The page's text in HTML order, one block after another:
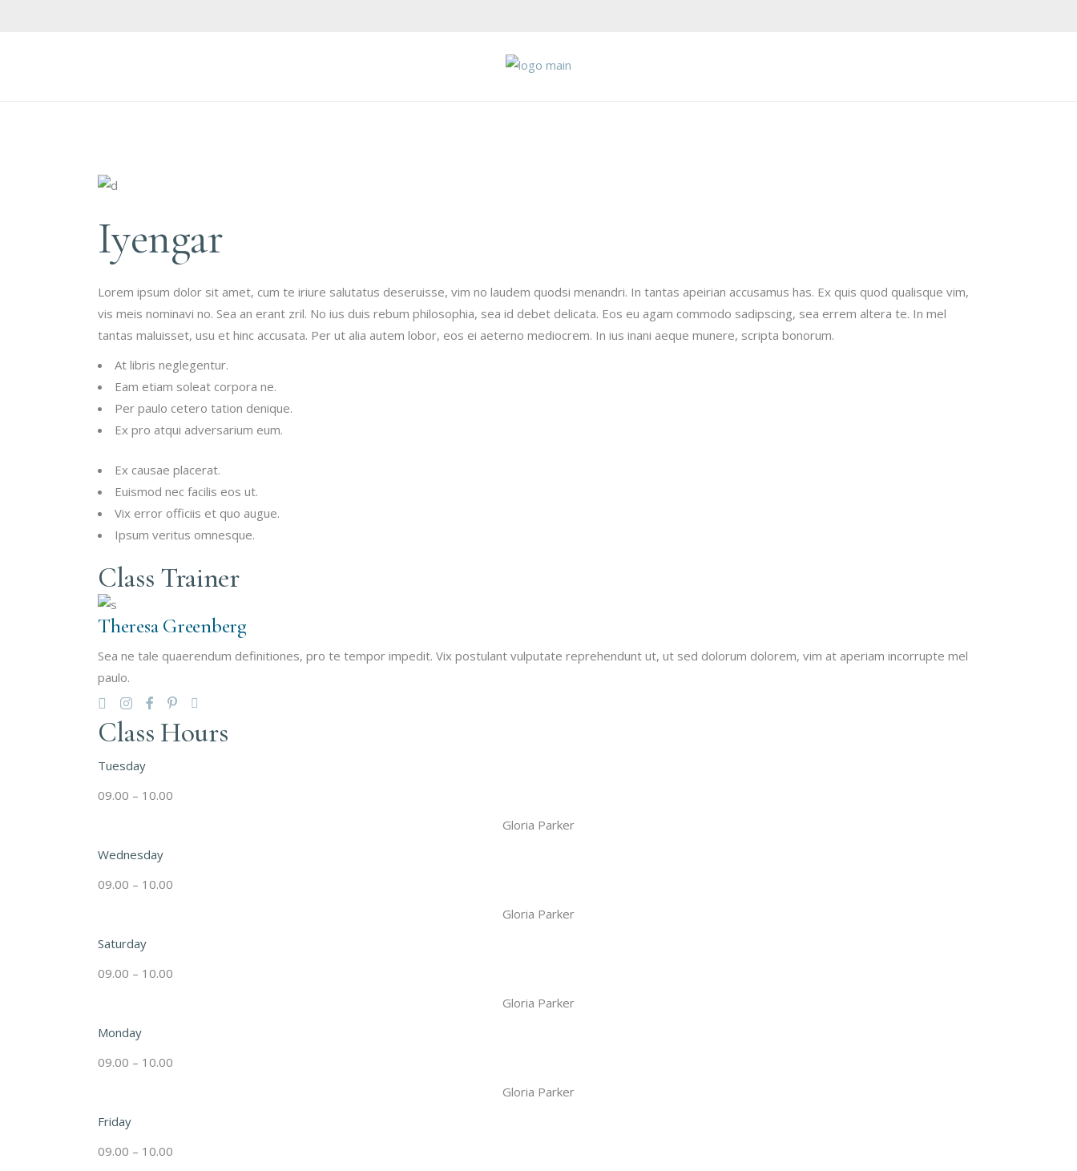
Iyengar
Lorem ipsum dolor sit amet, cum te iriure salutatus deseruisse, vim no laudem quodsi menandri. In tantas apeirian accusamus has. Ex quis quod qualisque vim,
vis meis nominavi no. Sea an erant zril. No ius duis rebum philosophia, sea id debet delicata. Eos eu agam commodo sadipscing, sea errem altera te. In mel
tantas maluisset, usu et hinc accusata. Per ut alia autem lobor, eos ei aeterno mediocrem. In ius inani aeque munere, scripta bonorum.
At libris neglegentur.
Eam etiam soleat corpora ne.
Per paulo cetero tation denique.
Ex pro atqui adversarium eum.
Ex causae placerat.
Euismod nec facilis eos ut.
Vix error officiis et quo augue.
Ipsum veritus omnesque.
Class Trainer
Theresa Greenberg
Sea ne tale quaerendum definitiones, pro te tempor impedit. Vix postulant vulputate reprehendunt ut, ut sed dolorum dolorem, vim at aperiam incorrupte mel
paulo.
Class Hours
Tuesday
09.00 – 10.00
Gloria Parker
Wednesday
09.00 – 10.00
Gloria Parker
Saturday
09.00 – 10.00
Gloria Parker
Monday
09.00 – 10.00
Gloria Parker
Friday
09.00 – 10.00